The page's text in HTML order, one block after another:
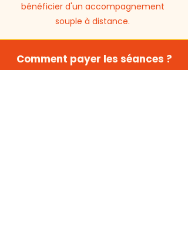
bénéficier d'un accompagnement
souple à distance.
Comment payer les séances ?